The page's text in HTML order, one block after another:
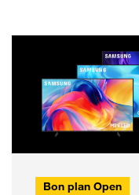
Bon plan Open